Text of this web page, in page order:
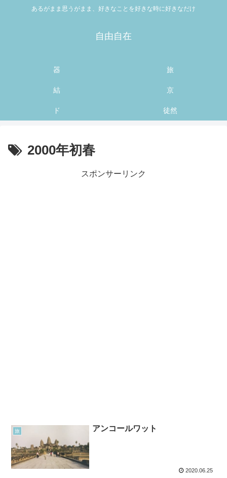
あるがまま思うがまま、好きなことを好きな時に好きなだけ
自由自在
器 旅
結 京
ド 徒然
2000年初春
スポンサーリンク
旅 アンコールワット
2020.06.25